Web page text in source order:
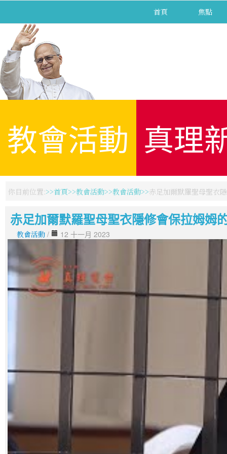
首頁 焦點
教會活動 真理
你目前位置: 首頁 教會活動 教會活動 赤足加爾默羅聖母聖衣
赤足加爾默羅聖母聖衣隱修會保拉姆姆
教會活動 / 12 十一月 2023